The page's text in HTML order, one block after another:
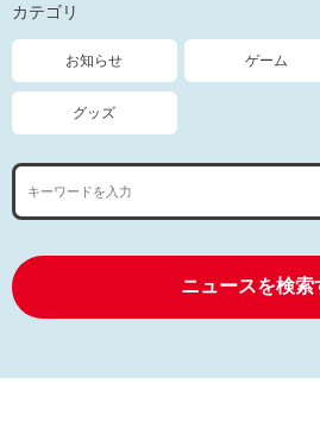
カテゴリ
お知らせ ゲーム
グッズ
ニュースを検索